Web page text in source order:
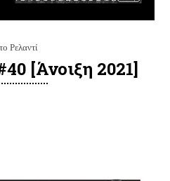
Ρελαντί
[άνοιξη 2021]